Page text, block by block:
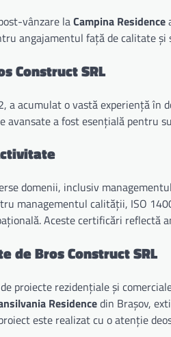
vânzare laCampina Residence
angajamentul față de calitate
Construct SRL
a acumulat o vastă experiență în
a fost esențială pentru
domenii, inclusiv
managementul calității, ISO
Aceste certificări reflectă
de Bros Construct SRL
proiecte rezidențiale și
Residencedin Brașov,
este realizat cu o atenție